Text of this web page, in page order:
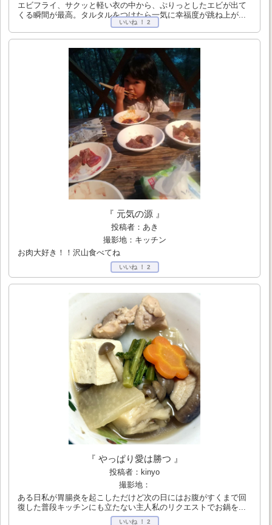
エビフライ、サクッと軽い衣の中から、ぷりっとしたエビが出て
くる瞬間が最高。タルタルをつけたら一気に幸福度が跳ね上が...
いいね ！ 2
『 元気の源 』
投稿者：あき
撮影地：キッチン
お肉大好き！！沢山食べてね
いいね ！ 2
『 やっぱり愛は勝つ 』
投稿者：kinyo
撮影地：
ある日私が胃腸炎を起こしただけど次の日にはお腹がすくまで回
復した普段キッチンにも立たない主人私のリクエストでお鍋を...
いいね ！ 2